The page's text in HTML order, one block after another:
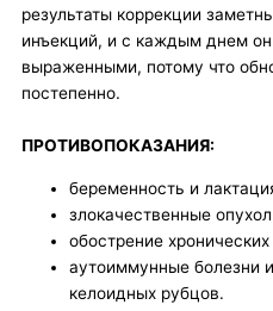
результаты коррекции
инъекций, и с каждым днем
выраженными, потому что
постепенно.
ПРОТИВОПОКАЗАНИЯ:
беременность и
злокачественные
обострение
аутоиммунные болезни
келоидных рубцов.